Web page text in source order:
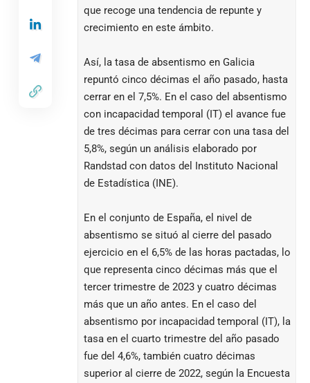
que recoge una tendencia de repunte y
crecimiento en este ámbito.
Así, la tasa de absentismo en Galicia
repuntó cinco décimas el año pasado, hasta
cerrar en el 7,5%. En el caso del absentismo
con incapacidad temporal (IT) el avance fue
de tres décimas para cerrar con una tasa del
5,8%, según un análisis elaborado por
Randstad con datos del Instituto Nacional
de Estadística (INE).
En el conjunto de España, el nivel de
absentismo se situó al cierre del pasado
ejercicio en el 6,5% de las horas pactadas, lo
que representa cinco décimas más que el
tercer trimestre de 2023 y cuatro décimas
más que un año antes. En el caso del
absentismo por incapacidad temporal (IT), la
tasa en el cuarto trimestre del año pasado
fue del 4,6%, también cuatro décimas
superior al cierre de 2022, según la Encuesta